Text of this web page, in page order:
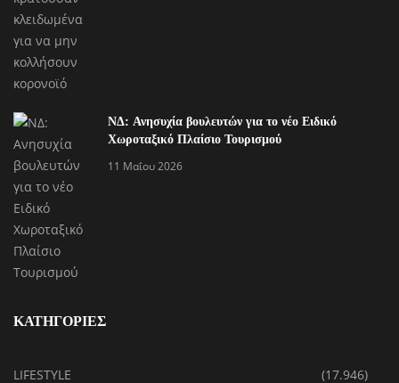
ΝΔ: Ανησυχία βουλευτών για το νέο Ειδικό
Χωροταξικό Πλαίσιο Τουρισμού
11 Μαΐου 2026
ΚΑΤΗΓΟΡΙΕΣ
LIFESTYLE
(17.946)